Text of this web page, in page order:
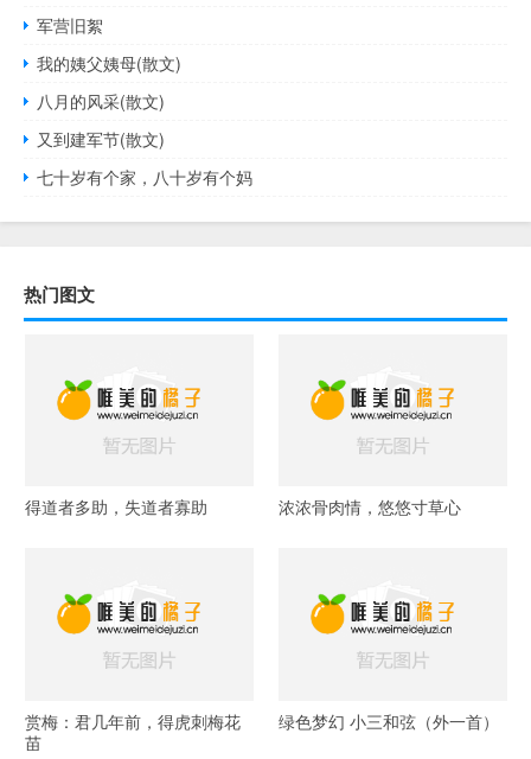
军营旧絮
我的姨父姨母(散文)
八月的风采(散文)
又到建军节(散文)
七十岁有个家，八十岁有个妈
热门图文
得道者多助，失道者寡助 浓浓骨肉情，悠悠寸草心
赏梅：君几年前，得虎刺梅花
苗
绿色梦幻 小三和弦（外一首）